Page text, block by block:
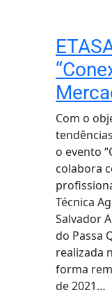
Com o
o evento
colabora
Técnica
Salvador
do Passa
realizada
forma
de 2021…